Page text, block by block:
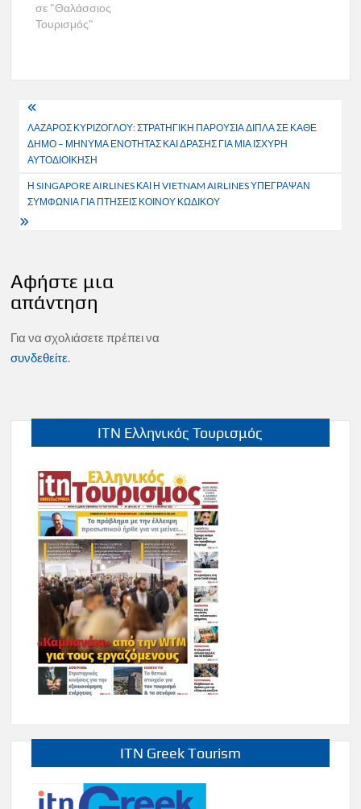
σε "Θαλάσσιος
Τουρισμός"
Πλοήγηση
άρθρων
ΛΑΖΑΡΟΣ ΚΥΡΙΖΟΓΛΟΥ: ΣΤΡΑΤΗΓΙΚΗ ΠΑΡΟΥΣΙΑ ΔΙΠΛΑ ΣΕ ΚΑΘΕ
ΔΗΜΟ – ΜΗΝΥΜΑ ΕΝΟΤΗΤΑΣ ΚΑΙ ΔΡΑΣΗΣ ΓΙΑ ΜΙΑ ΙΣΧΥΡΗ
ΑΥΤΟΔΙΟΙΚΗΣΗ
Η SINGAPORE AIRLINES ΚΑΙ Η VIETNAM AIRLINES ΥΠΕΓΡΑΨΑΝ
ΣΥΜΦΩΝΙΑ ΓΙΑ ΠΤΗΣΕΙΣ ΚΟΙΝΟΥ ΚΩΔΙΚΟΥ
Αφήστε μια
απάντηση
Για να σχολιάσετε πρέπει να
συνδεθείτε.
ITN Ελληνικός Τουρισμός
ITN Greek Tourism